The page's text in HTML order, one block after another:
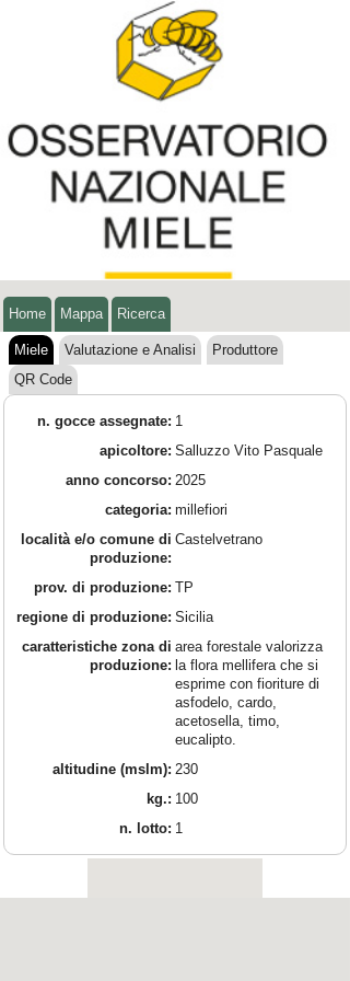
Home Mappa Ricerca
Miele Valutazione e Analisi
Produttore
QR Code
n. gocce assegnate: 1
apicoltore: Salluzzo Vito Pasquale
anno concorso: 2025
categoria: millefiori
località e/o comune di
produzione:
Castelvetrano
prov. di produzione: TP
regione di produzione: Sicilia
caratteristiche zona di
produzione:
area forestale valorizza
la flora mellifera che si
esprime con fioriture di
asfodelo, cardo,
acetosella, timo,
eucalipto.
altitudine (mslm): 230
kg.: 100
n. lotto: 1